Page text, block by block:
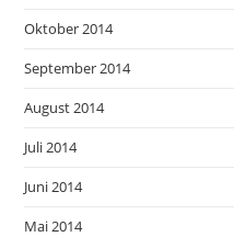
Oktober 2014
September 2014
August 2014
Juli 2014
Juni 2014
Mai 2014